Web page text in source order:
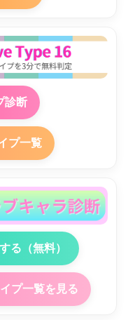
診断
プ一覧
る（無料）
プ一覧を見る